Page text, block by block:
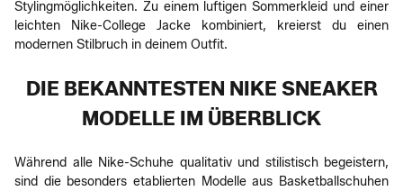
Stylingmöglichkeiten. Zu einem luftigen Sommerkleid und einer
leichten Nike-College Jacke kombiniert, kreierst du einen
modernen Stilbruch in deinem Outfit.
DIE BEKANNTESTEN NIKE SNEAKER
MODELLE IM ÜBERBLICK
Während alle Nike-Schuhe qualitativ und stilistisch begeistern,
sind die besonders etablierten Modelle aus Basketballschuhen